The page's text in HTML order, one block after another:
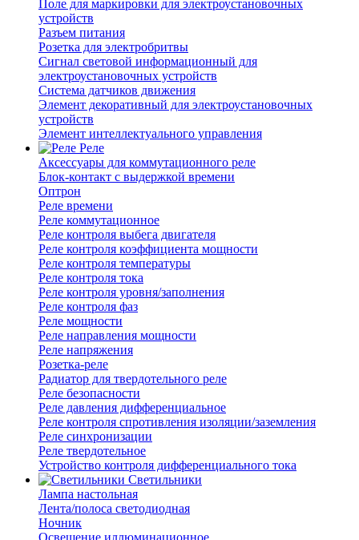
Поле для маркировки для электроустановочных
устройств
Разъем питания
Розетка для электробритвы
Сигнал световой информационный для
электроустановочных устройств
Система датчиков движения
Элемент декоративный для электроустановочных
устройств
Элемент интеллектуального управления
Реле
Аксессуары для коммутационного реле
Блок-контакт с выдержкой времени
Оптрон
Реле времени
Реле коммутационное
Реле контроля выбега двигателя
Реле контроля коэффициента мощности
Реле контроля температуры
Реле контроля тока
Реле контроля уровня/заполнения
Реле контроля фаз
Реле мощности
Реле направления мощности
Реле напряжения
Розетка-реле
Радиатор для твердотельного реле
Реле безопасности
Реле давления дифференциальное
Реле контроля спротивления изоляции/заземления
Реле синхронизации
Реле твердотельное
Устройство контроля дифференциального тока
Светильники
Лампа настольная
Лента/полоса светодиодная
Ночник
Освещение иллюминационное